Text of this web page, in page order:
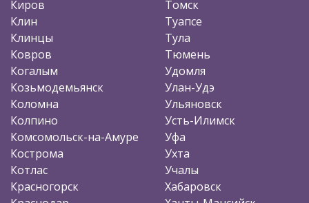
Киров
Клин
Клинцы
Ковров
Когалым
Козьмодемьянск
Коломна
Колпино
Комсомольск-на-Амуре
Кострома
Котлас
Красногорск
Томск
Туапсе
Тула
Тюмень
Удомля
Улан-Удэ
Ульяновск
Усть-Илимск
Уфа
Ухта
Учалы
Хабаровск